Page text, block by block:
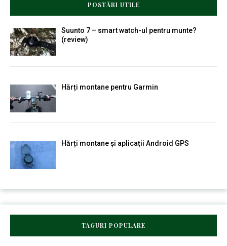
POSTĂRI UTILE
Suunto 7 – smart watch-ul pentru munte?
(review)
Hărți montane pentru Garmin
Hărți montane și aplicații Android GPS
TAGURI POPULARE